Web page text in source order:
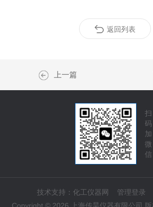
返回列表
上一篇
扫
码
加
微
信
技术支持： 化工仪器网 管理登录